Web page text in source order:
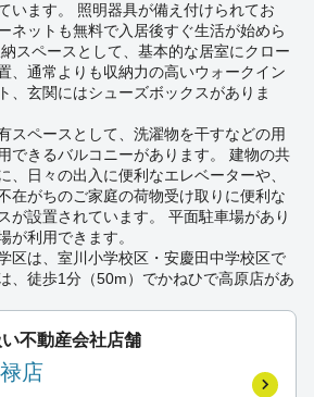
います。 照明器具が備え付けられてお
ネットも無料で入居後すぐ生活が始めら
スペースとして、基本的な居室にクロー
、通常よりも収納力の高いウォークイン
、玄関にはシューズボックスがありま
スペースとして、洗濯物を干すなどの用
できるバルコニーがあります。 建物の共
、日々の出入に便利なエレベーターや、
在がちのご家庭の荷物受け取りに便利な
が設置されています。 平面駐車場があり
が利用できます。
区は、室川小学校区・安慶田中学校区で
、徒歩1分（50m）でかねひで高原店があ
不動産会社店舗
店